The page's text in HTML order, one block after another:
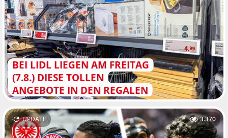
BEI LIDL LIEGEN AM FREITAG
(7.8.) DIESE TOLLEN
ANGEBOTE IN DEN REGALEN
UPDATE 3.370